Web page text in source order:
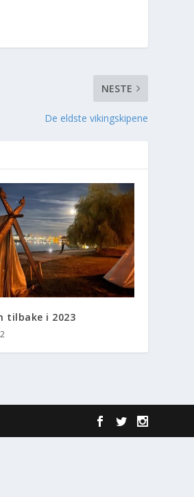
NESTE
De eldste vikingskipene
tilbake i 2023